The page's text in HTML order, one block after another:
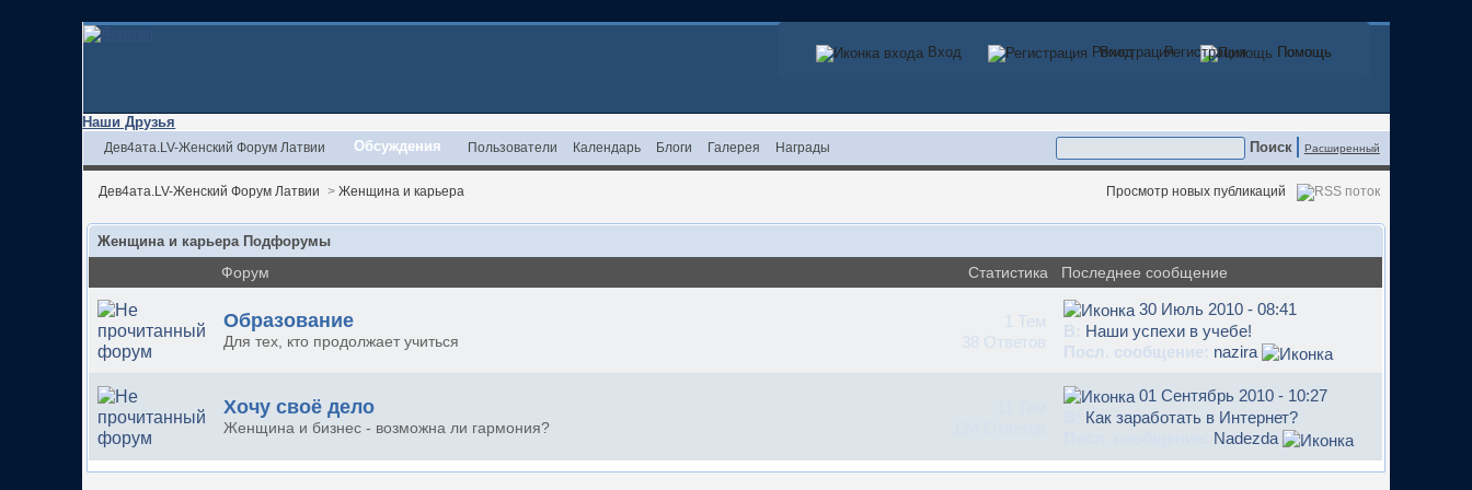
Вход Регистрация Помощь
Вход Регистрация Помощь
Наши Друзья
Расширенный
Дев4ата.LV-Женский Форум Латвии Обсуждения Пользователи Календарь Блоги Галерея Награды
Дев4ата.LV-Женский Форум Латвии > Женщина и карьера Просмотр новых публикаций
Женщина и карьера Подфорумы
Форум
Статистика Последнее сообщение
Образование
Для тех, кто продолжает учиться
1 Тем
38 Ответов
30 Июль 2010 - 08:41
В: Наши успехи в учебе!
Посл. сообщение: nazira
Хочу своё дело
Женщина и бизнес - возможна ли гармония?
01 Сентябрь 2010 - 10:27
Как заработать в Интернет?
Nadezda